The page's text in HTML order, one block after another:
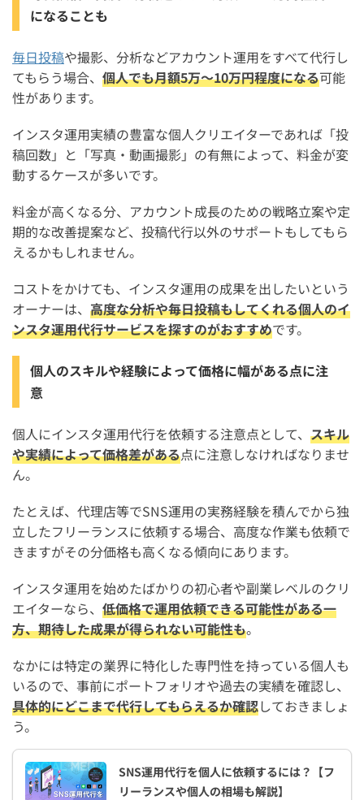
になることも
毎日投稿や撮影、分析などアカウント運用をすべて代行し
てもらう場合、 個人でも月額5万〜10万円程度になる可能
性があります。
インスタ運用実績の豊富な個人クリエイターであれば「投
稿回数」と「写真・動画撮影」の有無によって、料金が変
動するケースが多いです。
料金が高くなる分、アカウント成長のための戦略立案や定
期的な改善提案など、投稿代行以外のサポートもしてもら
えるかもしれません。
コストをかけても、インスタ運用の成果を出したいという
オーナーは、 高度な分析や毎日投稿もしてくれる個人のイ
ンスタ運用代行サービスを探すのがおすすめです。
個人のスキルや経験によって価格に幅がある点に注
意
個人にインスタ運用代行を依頼する注意点として、 スキル
や実績によって価格差がある点に注意しなければなりませ
ん。
たとえば、代理店等でSNS運用の実務経験を積んでから独
立したフリーランスに依頼する場合、高度な作業も依頼で
きますがその分価格も高くなる傾向にあります。
インスタ運用を始めたばかりの初心者や副業レベルのクリ
エイターなら、 低価格で運用依頼できる可能性がある一
方、期待した成果が得られない可能性も。
なかには特定の業界に特化した専門性を持っている個人も
いるので、事前にポートフォリオや過去の実績を確認し、
具体的にどこまで代行してもらえるか確認しておきましょ
う。
SNS運用代行を個人に依頼するには？【フ
リーランスや個人の相場も解説】